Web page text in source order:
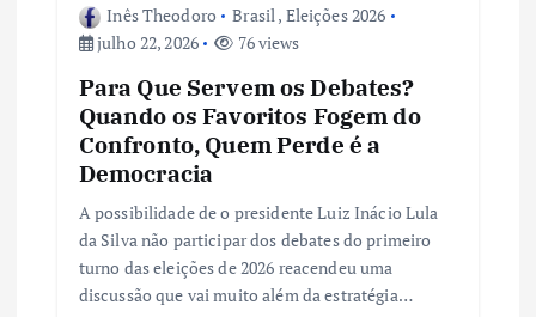
Inês Theodoro Brasil, Eleições 2026
julho 22, 2026
76 views
Para Que Servem os Debates?
Quando os Favoritos Fogem do
Confronto, Quem Perde é a
Democracia
A possibilidade de o presidente Luiz Inácio Lula
da Silva não participar dos debates do primeiro
turno das eleições de 2026 reacendeu uma
discussão que vai muito além da estratégia…